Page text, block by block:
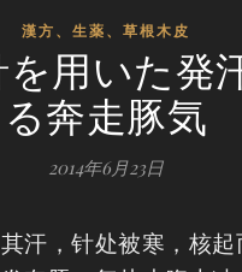
漢方、生薬、草根木皮
を用いた発
る奔走豚気
2014年6月23日
汗，针处被寒，核起